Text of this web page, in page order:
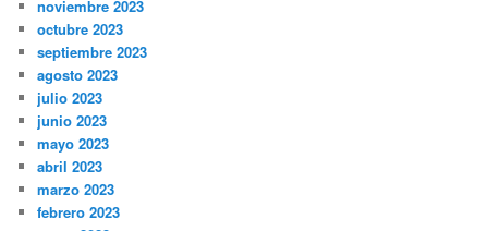
noviembre 2023
octubre 2023
septiembre 2023
agosto 2023
julio 2023
junio 2023
mayo 2023
abril 2023
marzo 2023
febrero 2023